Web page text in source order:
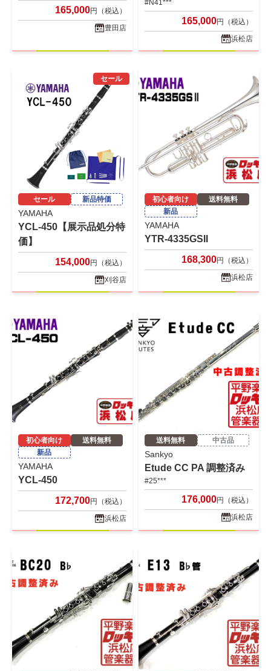
165,000円（税込）
豊田店
#N41***
165,000円（税込）
浜松店
セール
セール 新品特価
YAMAHA
YCL-450【展示品処分特
価】
154,000円（税込）
刈谷店
初心者向け
送料無料
新品
YAMAHA
YTR-4335GSII
168,300円（税込）
浜松店
初心者向け
送料無料
新品
YAMAHA
YCL-450
172,700円（税込）
浜松店
送料無料 中古品
Sankyo
Etude CC PA 調整済み
#25***
176,000円（税込）
浜松店